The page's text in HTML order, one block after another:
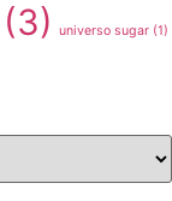
(3) universo sugar (1)